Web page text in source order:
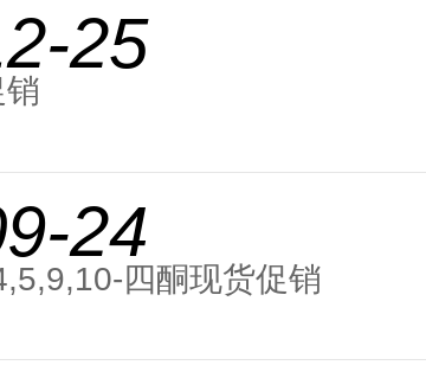
25
24
四酮现货促销